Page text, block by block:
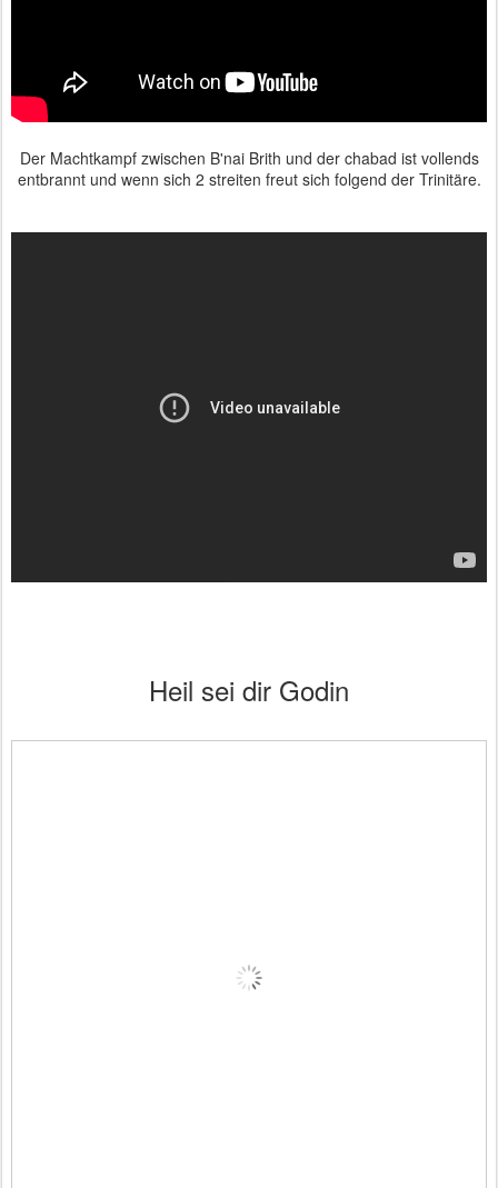
Der Machtkampf zwischen B'nai Brith und der chabad ist vollends
entbrannt und wenn sich 2 streiten freut sich folgend der Trinitäre.
Heil sei dir Godin